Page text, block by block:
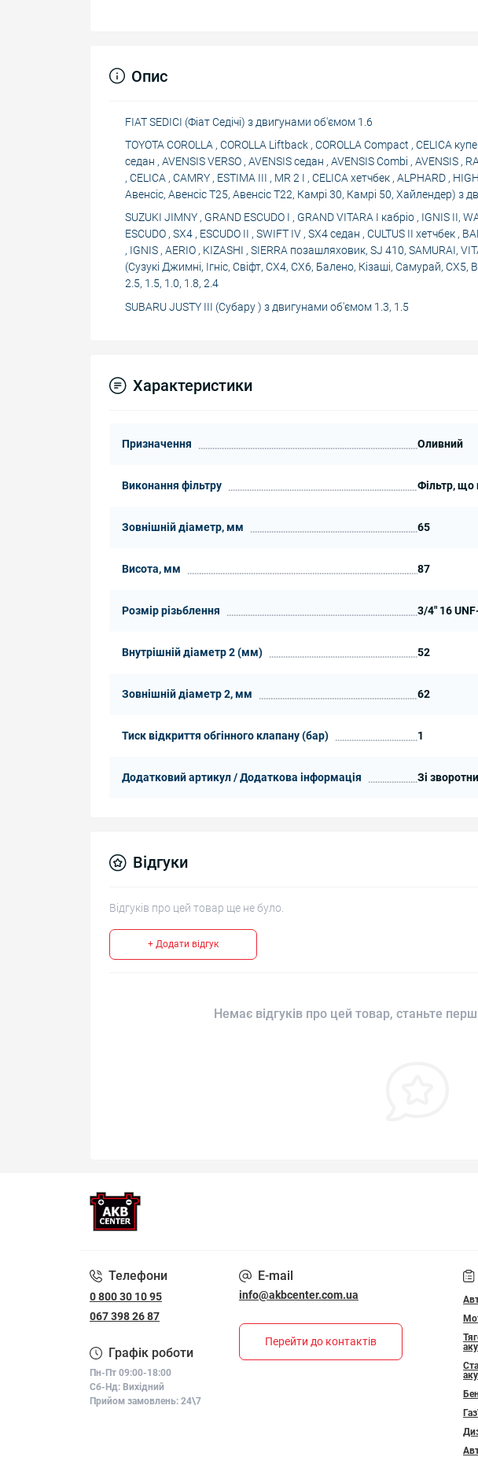
Опис
FIAT SEDICI (Фіат Седічі) з двигунами об'ємом 1.6
TOYOTA COROLLA , COROLLA Liftback , COROLLA Compact , CELICA
седан , AVENSIS VERSO , AVENSIS седан , AVENSIS Combi , AVENSIS ,
, CELICA , CAMRY , ESTIMA III , MR 2 I , CELICA хетчбек , ALPHARD ,
Авенсіс, Авенсіс Т25, Авенсіс Т22, Камрі 30, Камрі 50, Хайлендер) з
SUZUKI JIMNY , GRAND ESCUDO I , GRAND VITARA I кабріо , IGNIS II,
ESCUDO , SX4 , ESCUDO II , SWIFT IV , SX4 седан , CULTUS II хетчбек ,
, IGNIS , AERIO , KIZASHI , SIERRA позашляховик, SJ 410, SAMURAI,
(Сузукі Джимні, Ігніс, Свіфт, СХ4, СХ6, Балено, Кізаші, Самурай,
2.5, 1.5, 1.0, 1.8, 2.4
SUBARU JUSTY III (Субару ) з двигунами об'ємом 1.3, 1.5
Характеристики
Призначення Оливний
Виконання фільтру Фільтр, що
Зовнішній діаметр, мм 65
Висота, мм 87
Розмір різьблення 3/4" 16
Внутрішній діаметр 2 (мм) 52
Зовнішній діаметр 2, мм 62
Тиск відкриття обгінного клапану (бар) 1
Додатковий артикул / Додаткова інформація Зі
Відгуки
Відгуків про цей товар ще не було.
+ Додати відгук
Немає відгуків про цей товар, станьте
Телефони
0 800 30 10 95
067 398 26 87
Графік роботи
Пн-Пт 09:00-18:00
Сб-Нд: Вихідний
Прийом замовлень: 24\7
E-mail
info@akbcenter.com.ua
Перейти до контактів